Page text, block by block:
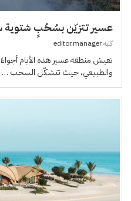
عسير تتزيّن بسُحُبٍ شتوية
كتبهeditor.manager
تعيش منطقة عسير هذه الأيام أجواءً
والطبيعي، حيث تتشكّل السحب …